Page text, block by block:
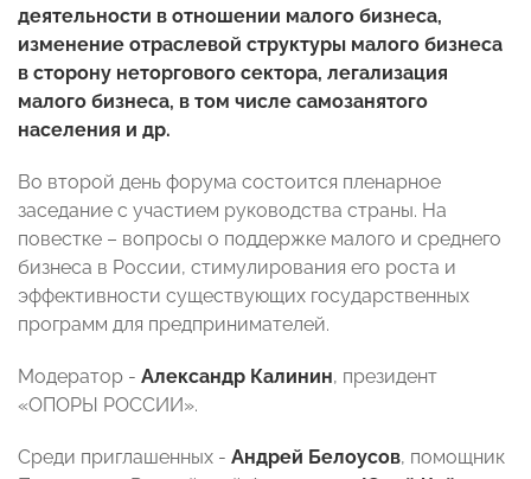
деятельности в отношении малого бизнеса,
изменение отраслевой структуры малого бизнеса
в сторону неторгового сектора, легализация
малого бизнеса, в том числе самозанятого
населения и др.
Во второй день форума состоится пленарное
заседание с участием руководства страны. На
повестке – вопросы о поддержке малого и среднего
бизнеса в России, стимулирования его роста и
эффективности существующих государственных
программ для предпринимателей.
Модератор - Александр Калинин, президент
«ОПОРЫ РОССИИ».
Среди приглашенных - Андрей Белоусов, помощник